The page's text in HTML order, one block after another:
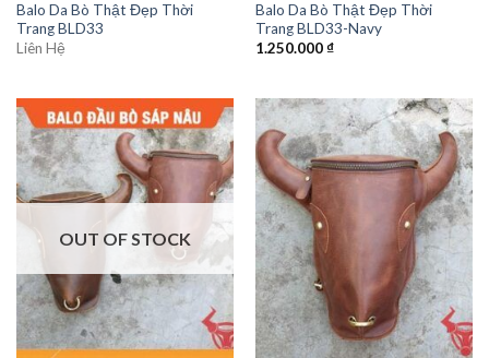
Balo Da Bò Thật Đẹp Thời
Trang BLD33
Liên Hệ
Balo Da Bò Thật Đẹp Thời
Trang BLD33-Navy
1.250.000₫
OUT OF STOCK